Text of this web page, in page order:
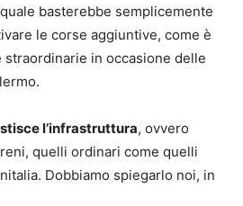
basterebbe semplicemente
le corse aggiuntive, come è
in occasione delle
l’infrastruttura, ovvero
quelli ordinari come quelli
Dobbiamo spiegarlo noi, in